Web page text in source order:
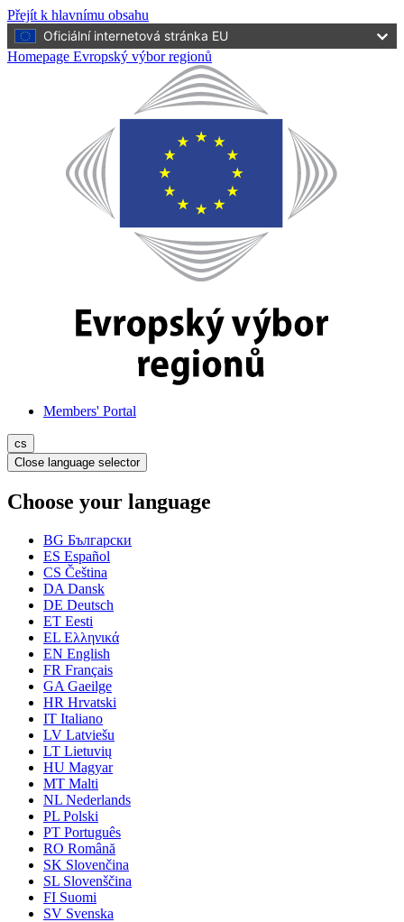
Přejít k hlavnímu obsahu
Oficiální internetová stránka EU
Homepage Evropský výbor regionů
Members' Portal
cs
Close language selector
Choose your language
BG Български
ES Español
CS Čeština
DA Dansk
DE Deutsch
ET Eesti
EL Ελληνικά
EN English
FR Français
GA Gaeilge
HR Hrvatski
IT Italiano
LV Latviešu
LT Lietuvių
HU Magyar
MT Malti
NL Nederlands
PL Polski
PT Português
RO Română
SK Slovenčina
SL Slovenščina
FI Suomi
SV Svenska